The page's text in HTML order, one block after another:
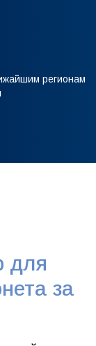
регионам
для
за